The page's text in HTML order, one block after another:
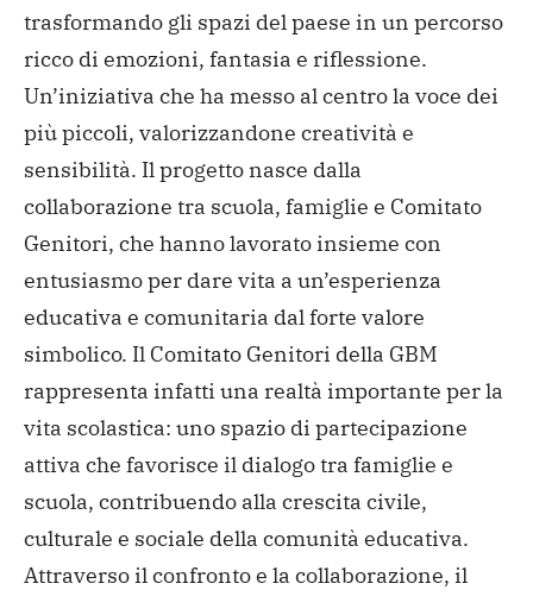
trasformando gli spazi del paese in un percorso
ricco di emozioni, fantasia e riflessione.
Un’iniziativa che ha messo al centro la voce dei
più piccoli, valorizzandone creatività e
sensibilità. Il progetto nasce dalla
collaborazione tra scuola, famiglie e Comitato
Genitori, che hanno lavorato insieme con
entusiasmo per dare vita a un’esperienza
educativa e comunitaria dal forte valore
simbolico. Il Comitato Genitori della GBM
rappresenta infatti una realtà importante per la
vita scolastica: uno spazio di partecipazione
attiva che favorisce il dialogo tra famiglie e
scuola, contribuendo alla crescita civile,
culturale e sociale della comunità educativa.
Attraverso il confronto e la collaborazione, il